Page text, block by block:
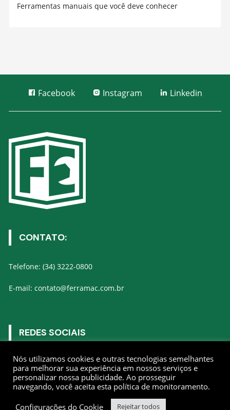
Ferramentas manuais que você deve conhecer
Facebook Instagram Linkedin
CONTATO:
Telefone: (34) 3222-0800
E-mail: contato@ferramac.com.br
REDES SOCIAIS
Gostar
Nós utilizamos cookies e outras tecnologias semelhantes
para melhorar sua experiência em nossos serviços e
personalizar nossa publicidade. Ao prosseguir
navegando, você aceita esta política de monitoramento.
Configurações do Cookie
Rejeitar todos